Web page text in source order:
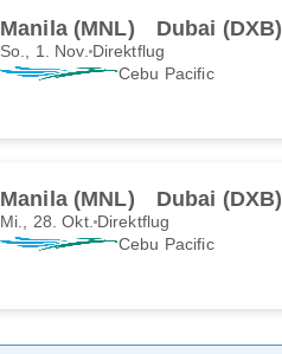
Manila (MNL) Dubai (DXB)
So., 1. Nov. Direktflug
Cebu Pacific
Manila (MNL) Dubai (DXB)
Mi., 28. Okt. Direktflug
Cebu Pacific